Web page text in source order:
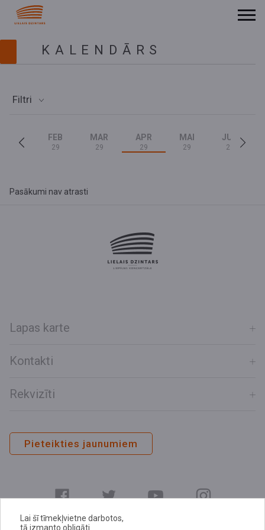
KALENDĀRS
Filtri
FEB
29
MAR
29
APR
29
MAI
29
JUN
29
Pasākumi nav atrasti
Lapas karte
Kontakti
Rekvizīti
Pieteikties jaunumiem
Lai šī tīmekļvietne darbotos,
tā izmanto obligāti